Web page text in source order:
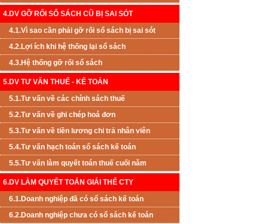
4.DV GỠ RỐI SỔ SÁCH CŨ BỊ SAI SÓT
4.1.Vì sao cần phải gỡ rối sổ sách bị sai sót
4.2.Lợi ích khi hệ thống lại sổ sách
4.3.Hệ thống gỡ rối sổ sách
5.DV TƯ VẤN THUẾ - KẾ TOÁN
5.1.Tư vấn về các chính sách thuế
5.2.Tư vấn về ghi chép hoá đơn
5.3.Tư vấn về tiền lương chi trả nhân viên
5.4.Tư vấn hạch toán sổ sách kế toán
5.5.Tư vấn làm quyết toán thuế cuối năm
6.DV LÀM QUYẾT TOÁN GIẢI THỂ CTY
6.1.Doanh nghiệp đã có sổ sách kế toán
6.2.Doanh nghiệp chưa có sổ sách kế toán